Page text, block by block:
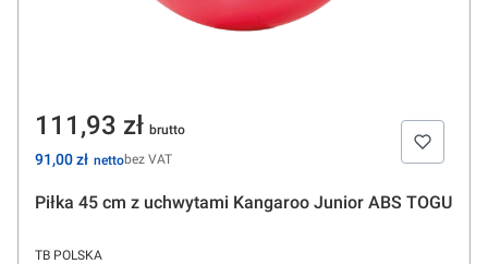
Piłka 45 cm z uchwytami Kangaroo Junior ABS TOGU
PRODUCENT
TB POLSKA
Cena
111,93 zł
Cena
91,00 zł bez VAT